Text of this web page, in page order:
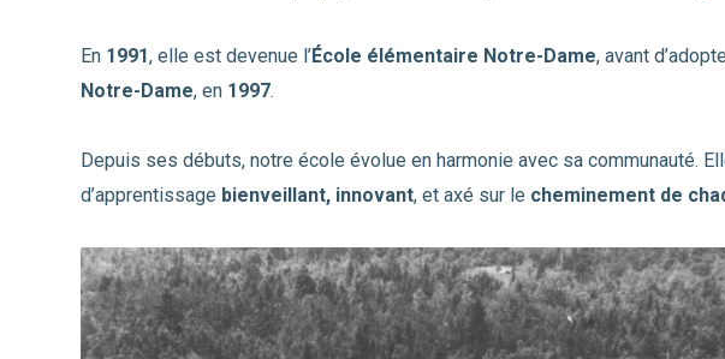
En 1991, elle est devenue l’École élémentaire Notre-Dame, avant
Notre-Dame, en 1997.
Depuis ses débuts, notre école évolue en harmonie avec sa communauté.
d’apprentissage bienveillant, innovant, et axé sur le cheminement de